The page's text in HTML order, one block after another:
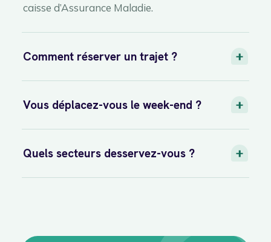
caisse d’Assurance Maladie.
Comment réserver un trajet ?
Vous déplacez-vous le week-end ?
Quels secteurs desservez-vous ?